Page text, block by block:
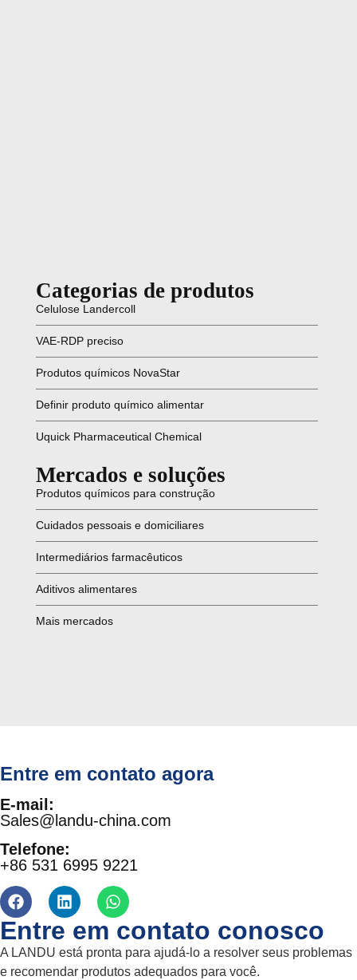
Categorias de produtos
Celulose Landercoll
VAE-RDP preciso
Produtos químicos NovaStar
Definir produto químico alimentar
Uquick Pharmaceutical Chemical
Mercados e soluções
Produtos químicos para construção
Cuidados pessoais e domiciliares
Intermediários farmacêuticos
Aditivos alimentares
Mais mercados
Entre em contato agora
E-mail:
Sales@landu-china.com
Telefone:
+86 531 6995 9221
Entre em contato conosco
A LANDU está pronta para ajudá-lo a resolver seus problemas
e recomendar produtos adequados para você.